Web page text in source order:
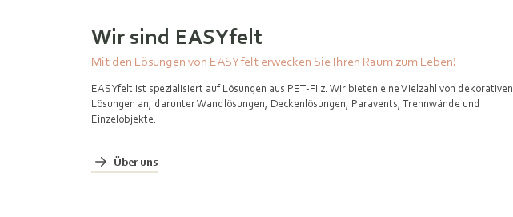
Wir sind EASYfelt
Mit den Lösungen von EASYfelt erwecken Sie Ihren Raum zum Leben!
EASYfelt ist spezialisiert auf Lösungen aus PET-Filz. Wir bieten eine Vielzahl von dekorativen
Lösungen an, darunter Wandlösungen, Deckenlösungen, Paravents, Trennwände und
Einzelobjekte.
Über uns